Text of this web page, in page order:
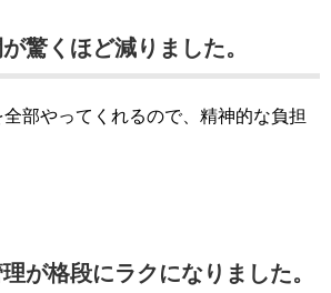
驚くほど減りました。
部やってくれるので、精神的な負担
が格段にラクになりました。